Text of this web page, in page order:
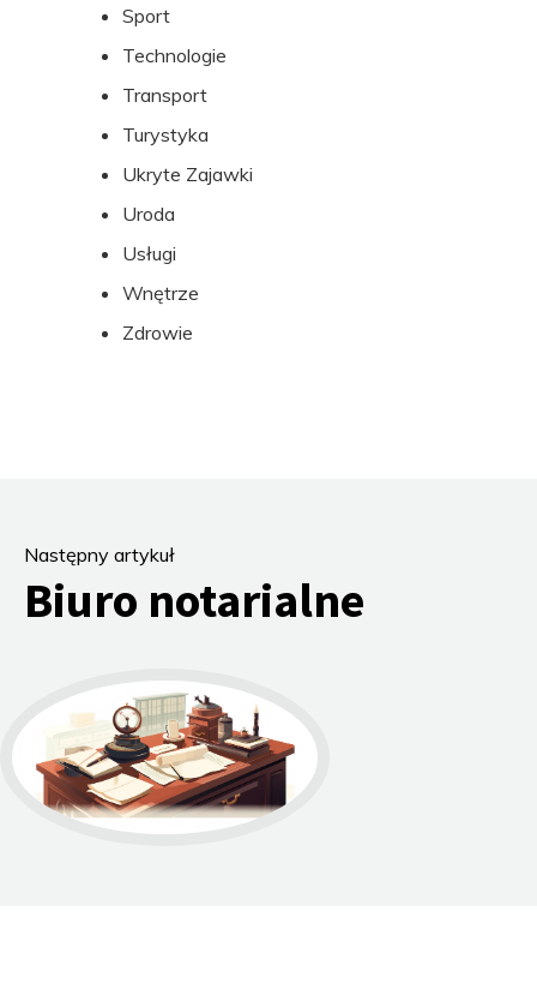
Sport
Technologie
Transport
Turystyka
Ukryte Zajawki
Uroda
Usługi
Wnętrze
Zdrowie
Następny artykuł
Biuro notarialne